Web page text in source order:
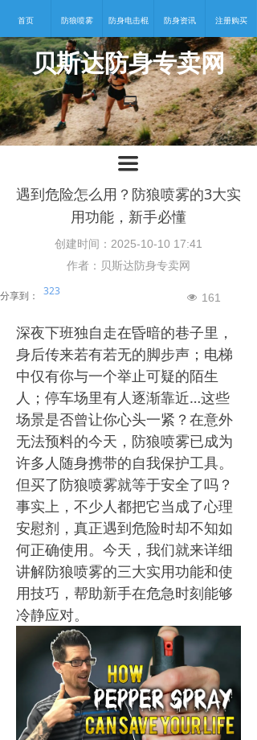
贝斯达防身专卖网
首页 防狼喷雾 防身电击棍 防身资讯 注册购买
넡
遇到危险怎么用？防狼喷雾的3大实
用功能，新手必懂
深夜下班独自走在昏暗的巷子里，
身后传来若有若无的脚步声；电梯
中仅有你与一个举止可疑的陌生
人；停车场里有人逐渐靠近…这些
场景是否曾让你心头一紧？在意外
无法预料的今天，防狼喷雾已成为
许多人随身携带的自我保护工具。
但买了防狼喷雾就等于安全了吗？
事实上，不少人都把它当成了心理
安慰剂，真正遇到危险时却不知如
何正确使用。今天，我们就来详细
讲解防狼喷雾的三大实用功能和使
用技巧，帮助新手在危急时刻能够
冷静应对。
넶 161
分享到： 323
创建时间： 2025-10-10 17:41
作者：贝斯达防身专卖网
끀